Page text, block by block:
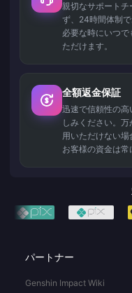
親切なサポート
ず、24時間体制で
必要な時にいつ
ただけます。
全額返金保証
迅速で信頼性の
しみください。
用いただけない場
お客様の資金は常
パートナー
Genshin Impact Wiki